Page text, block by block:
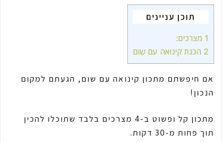
תוכן עניינים
1 מצרכים:
2 הכנת קינואה עם שום
אם חיפשתם מתכון קינואה עם שום, הגעתם למקום
הנכון!
מתכון קל ופשוט ב-4 מצרכים בלבד שתוכלו להכין
תוך פחות מ-30 דקות.